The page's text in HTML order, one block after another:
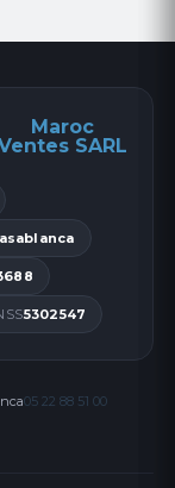
Maroc
SARL
5302547
05 22 88 51 00